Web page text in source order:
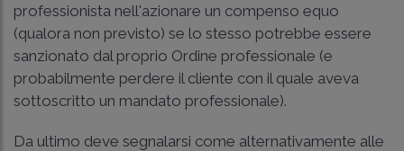
professionista nell'azionare un compenso equo
(qualora non previsto) se lo stesso potrebbe essere
sanzionato dal proprio Ordine professionale (e
probabilmente perdere il cliente con il quale aveva
sottoscritto un mandato professionale).
Da ultimo deve segnalarsi come alternativamente alle